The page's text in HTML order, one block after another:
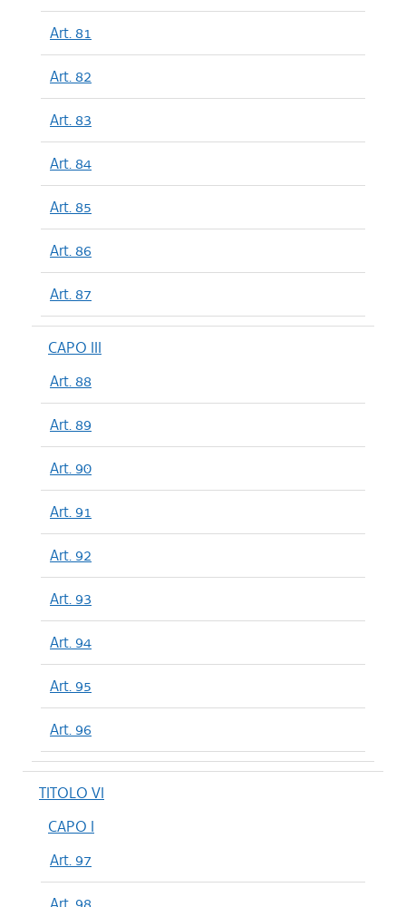
Art. 81
Art. 82
Art. 83
Art. 84
Art. 85
Art. 86
Art. 87
CAPO III
Art. 88
Art. 89
Art. 90
Art. 91
Art. 92
Art. 93
Art. 94
Art. 95
Art. 96
TITOLO VI
CAPO I
Art. 97